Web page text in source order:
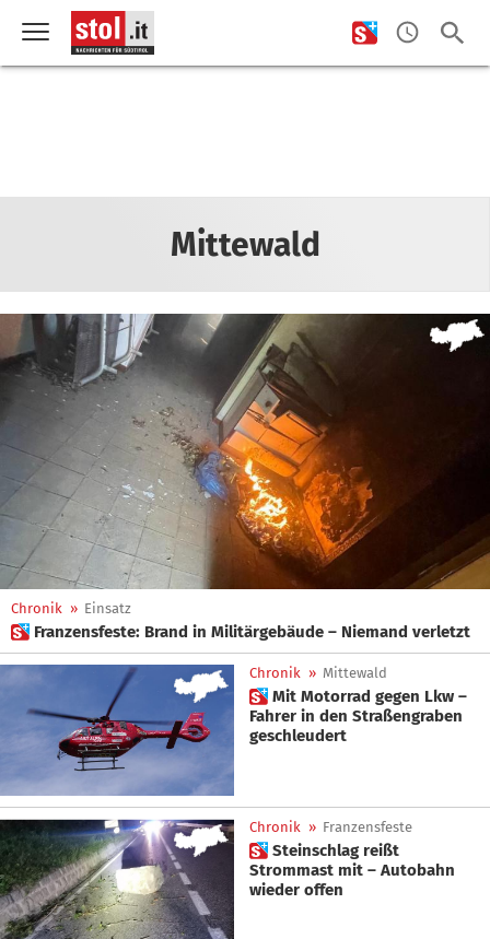
Mittewald
Chronik » Einsatz
 Franzensfeste: Brand in Militärgebäude – Niemand verletzt
Chronik » Mittewald
 Mit Motorrad gegen Lkw –
Fahrer in den Straßengraben
geschleudert
Chronik » Franzensfeste
 Steinschlag reißt
Strommast mit – Autobahn
wieder offen